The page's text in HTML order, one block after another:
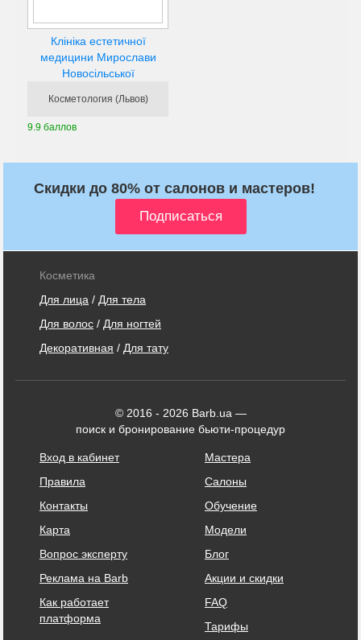
Клініка естетичної
медицини Мирослави
Новосільської
Косметология (Львов)
9.9 баллов
Скидки до 80% от салонов и мастеров!
Косметика
Для лица / Для тела
Для волос / Для ногтей
Декоративная / Для тату
© 2016 - 2026 Barb.ua —
поиск и бронирование бьюти-процедур
Вход в кабинет
Правила
Контакты
Карта
Вопрос эксперту
Реклама на Barb
Как работает
платформа
Мастера
Салоны
Обучение
Модели
Блог
Акции и скидки
FAQ
Тарифы